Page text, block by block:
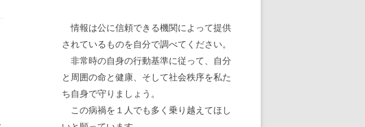
情報は公に信頼できる機関によって提供
されているものを自分で調べてください。
非常時の自身の行動基準に従って、自分
と周囲の命と健康、そして社会秩序を私た
ち自身で守りましょう。
この病禍を１人でも多く乗り越えてほし